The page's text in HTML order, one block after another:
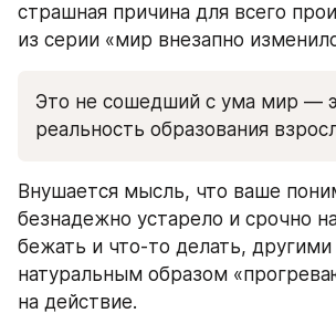
страшная причина для всего
из серии «мир внезапно
Это не сошедший с ума мир —
реальность образования
Внушается мысль, что ваше
безнадежно устарело и срочно
бежать и что-то делать,
натуральным образом
на действие.